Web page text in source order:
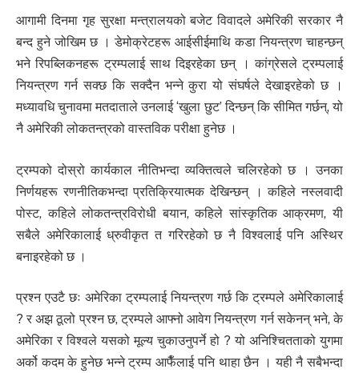
आगामी दिनमा गृह सुरक्षा मन्त्रालयको बजेट विवादले अमेरिकी सरकार नै
बन्द हुने जोखिम छ । डेमोक्रेटहरू आईसीईमाथि कडा नियन्त्रण चाहन्छन्
भने रिपब्लिकनहरू ट्रम्पलाई साथ दिइरहेका छन् । कांग्रेसले ट्रम्पलाई
नियन्त्रण गर्न सक्छ कि सक्दैन भन्ने कुरा यो संघर्षले देखाइरहेको छ ।
मध्यावधि चुनावमा मतदाताले उनलाई ‘खुला छुट’ दिन्छन् कि सीमित गर्छन्, यो
नै अमेरिकी लोकतन्त्रको वास्तविक परीक्षा हुनेछ ।
ट्रम्पको दोस्रो कार्यकाल नीतिभन्दा व्यक्तित्वले चलिरहेको छ । उनका
निर्णयहरू रणनीतिकभन्दा प्रतिक्रियात्मक देखिन्छन् । कहिले नस्लवादी
पोस्ट, कहिले लोकतन्त्रविरोधी बयान, कहिले सांस्कृतिक आक्रमण, यी
सबैले अमेरिकालाई ध्रुवीकृत त गरिरहेको छ नै विश्वलाई पनि अस्थिर
बनाइरहेको छ ।
प्रश्न एउटै छः अमेरिका ट्रम्पलाई नियन्त्रण गर्छ कि ट्रम्पले अमेरिकालाई
? र अझ ठूलो प्रश्न छ, ट्रम्पले आफ्नो आवेग नियन्त्रण गर्न सकेनन् भने, के
अमेरिका र विश्वले यसको मूल्य चुकाउनुपर्ने हो ? यो अनिश्चितताको युगमा
अर्को कदम के हुनेछ भन्ने ट्रम्प आफैँलाई पनि थाहा छैन । यही नै सबैभन्दा